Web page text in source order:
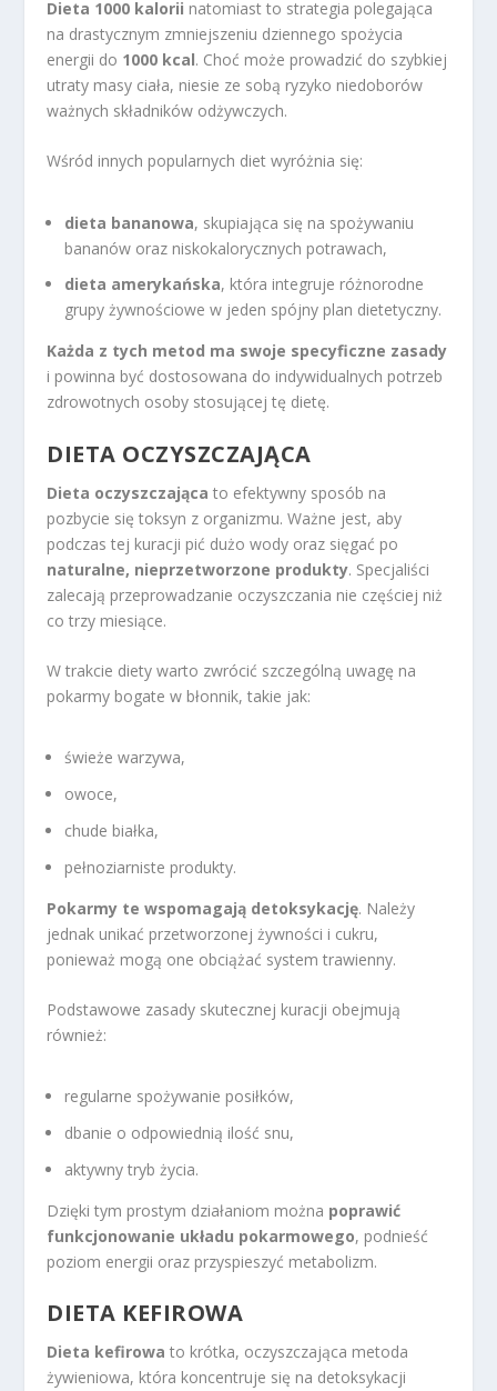
Dieta 1000 kalorii natomiast to strategia polegająca
na drastycznym zmniejszeniu dziennego spożycia
energii do 1000 kcal. Choć może prowadzić do szybkiej
utraty masy ciała, niesie ze sobą ryzyko niedoborów
ważnych składników odżywczych.
Wśród innych popularnych diet wyróżnia się:
dieta bananowa, skupiająca się na spożywaniu
bananów oraz niskokalorycznych potrawach,
dieta amerykańska, która integruje różnorodne
grupy żywnościowe w jeden spójny plan dietetyczny.
Każda z tych metod ma swoje specyficzne zasady
i powinna być dostosowana do indywidualnych potrzeb
zdrowotnych osoby stosującej tę dietę.
DIETA OCZYSZCZAJĄCA
Dieta oczyszczająca to efektywny sposób na
pozbycie się toksyn z organizmu. Ważne jest, aby
podczas tej kuracji pić dużo wody oraz sięgać po
naturalne, nieprzetworzone produkty. Specjaliści
zalecają przeprowadzanie oczyszczania nie częściej niż
co trzy miesiące.
W trakcie diety warto zwrócić szczególną uwagę na
pokarmy bogate w błonnik, takie jak:
świeże warzywa,
owoce,
chude białka,
pełnoziarniste produkty.
Pokarmy te wspomagają detoksykację. Należy
jednak unikać przetworzonej żywności i cukru,
ponieważ mogą one obciążać system trawienny.
Podstawowe zasady skutecznej kuracji obejmują
również:
regularne spożywanie posiłków,
dbanie o odpowiednią ilość snu,
aktywny tryb życia.
Dzięki tym prostym działaniom można poprawić
funkcjonowanie układu pokarmowego, podnieść
poziom energii oraz przyspieszyć metabolizm.
DIETA KEFIROWA
Dieta kefirowa to krótka, oczyszczająca metoda
żywieniowa, która koncentruje się na detoksykacji